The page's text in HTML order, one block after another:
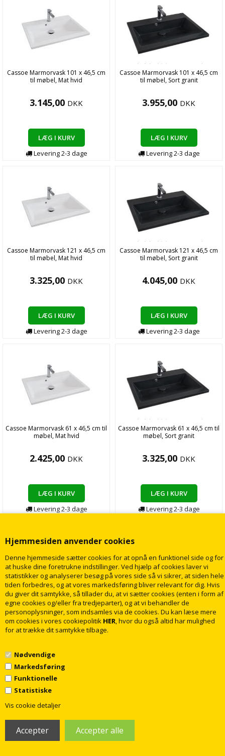
Hjemmesiden anvender cookies
Denne hjemmeside sætter cookies for at opnå en funktionel side og for
at huske dine foretrukne indstillinger. Ved hjælp af cookies laver vi
statistikker og analyserer besøg på vores side så vi sikrer, at siden hele
tiden forbedres, og at vores markedsføring bliver relevant for dig. Hvis
du giver dit samtykke, så tillader du, at vi sætter cookies (enten i form af
egne cookies og/eller fra tredjeparter), og at vi behandler de
personoplysninger, som indsamles via de cookies. Du kan læse mere
om cookies i vores cookiepolitik HER, hvor du også altid har mulighed
for at trække dit samtykke tilbage.
Nødvendige
Markedsføring
Funktionelle
Statistiske
Vis cookie detaljer
Cassoe Marmorvask 101 x 46,5 cm
til møbel, Mat hvid
3.145,00 DKK
LÆG I KURV
Levering2-3 dage
Cassoe Marmorvask 101 x 46,5 cm
til møbel, Sort granit
3.955,00 DKK
LÆG I KURV
Levering2-3 dage
Cassoe Marmorvask 121 x 46,5 cm
til møbel, Mat hvid
3.325,00 DKK
LÆG I KURV
Levering2-3 dage
Cassoe Marmorvask 121 x 46,5 cm
til møbel, Sort granit
4.045,00 DKK
LÆG I KURV
Levering2-3 dage
Cassoe Marmorvask 61 x 46,5 cm til
møbel, Mat hvid
2.425,00 DKK
LÆG I KURV
Levering2-3 dage
Cassoe Marmorvask 61 x 46,5 cm til
møbel, Sort granit
3.325,00 DKK
LÆG I KURV
Levering2-3 dage
Cassoe Marmorvask 81 x 46,5 cm til
møbel, Mat hvid
2.875,00 DKK
LÆG I KURV
Levering
Cassoe Marmorvask 81 x 46,5 cm til
møbel, Sort granit